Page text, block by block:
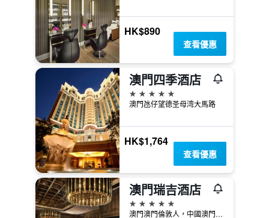
HK$890
查看優惠
澳門四季酒店
5星級
澳門氹仔望德圣母湾大馬路
HK$1,764
查看優惠
澳門瑞吉酒店
5星級
澳門澳門倫敦人，中國澳門路氹連貫公路